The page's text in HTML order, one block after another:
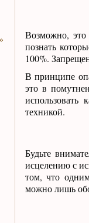
Возможно, это
познать
100%.
В принципе
это в
техникой.
Будьте
исцелению с
том, что
можно лишь